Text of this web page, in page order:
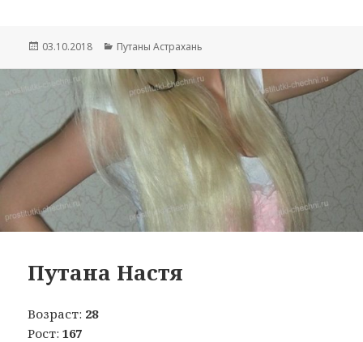
Опубликовано
03.10.2018 Рубрики
Путаны Астрахань
Путана Настя
Возраст: 28
Рост:167